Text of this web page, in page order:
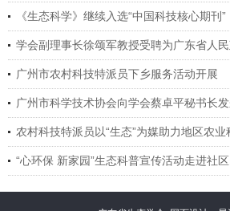
《生态科学》继续入选“中国科技核心期刊”
学会副理事长徐颂军教授受聘为广东省人
广州市农村科技特派员下乡服务活动开展
广州市科学技术协会向学会蔡卓平秘书长
农村科技特派员以“生态”为媒助力地区农业
“心环保 新家园”生态科普宣传活动走进社区